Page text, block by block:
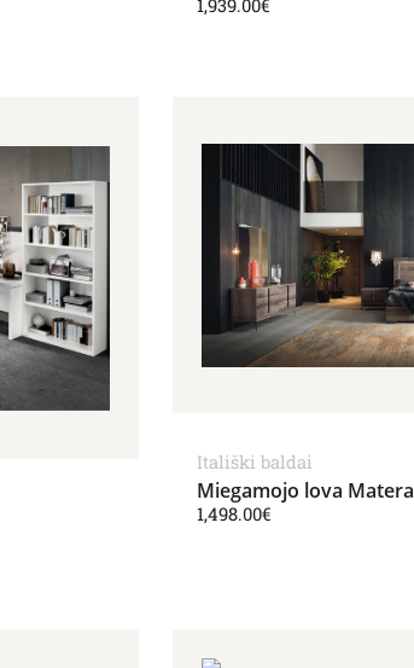
1,939.00€
Itališki baldai
Miegamojo lova Matera
1,498.00€